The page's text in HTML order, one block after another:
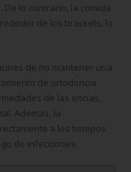
lo contrario, la comida
de los brackets, lo
de no mantener una
de ortodoncia
de las encías,
Además, la
a los tiempos
de infecciones.